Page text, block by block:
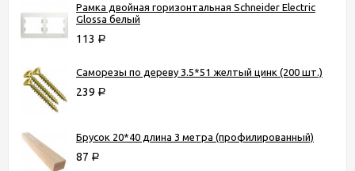
Рамка двойная горизонтальная Schneider Electric
Glossa белый
113 Р
Саморезы по дереву 3.5*51 желтый цинк (200 шт.)
239 Р
Брусок 20*40 длина 3 метра (профилированный)
87 Р